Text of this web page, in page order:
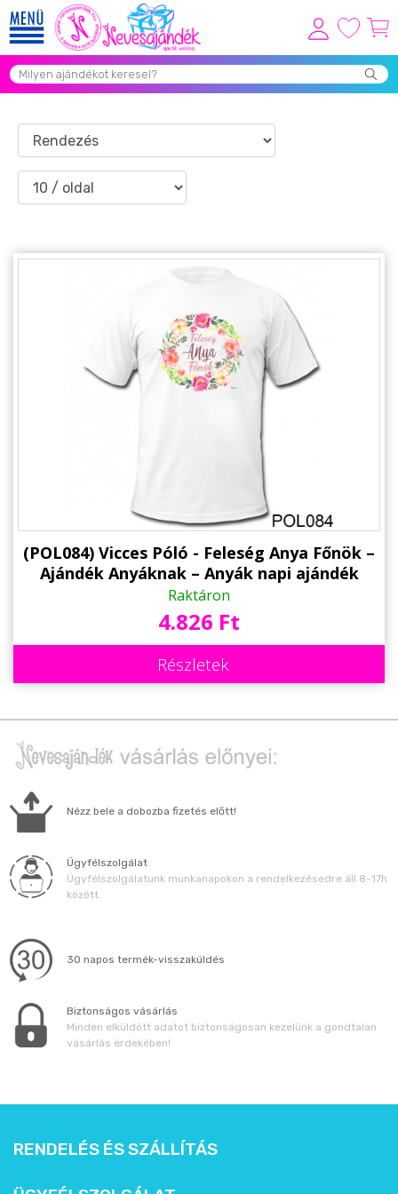
Viszonteladóknak
Grill Party Kellékek ❤️
Egyedi Ajándékok Rendelés
Vicces Pólók
Budapest Ajándéktárgyak
Szülinapi ajándékok
Ajándék Gyerekeknek
Családtagoknak
Barátnak/Barátnőnek
Sport/Hobbi szerint
Állatos ajándéktárgyak
(POL084) Vicces Póló - Feleség Anya Főnök –
Ajándék Anyáknak – Anyák napi ajándék
Raktáron
4.826 Ft
Részletek
Nézz bele a dobozba fizetés előtt!
Ügyfélszolgálat
Ügyfélszolgálatunk munkanapokon a rendelkezésedre áll 8-17h
között.
30 napos termék-visszaküldés
Biztonságos vásárlás
Minden elküldött adatot biztonságosan kezelünk a gondtalan
vásárlás érdekében!
RENDELÉS ÉS SZÁLLÍTÁS